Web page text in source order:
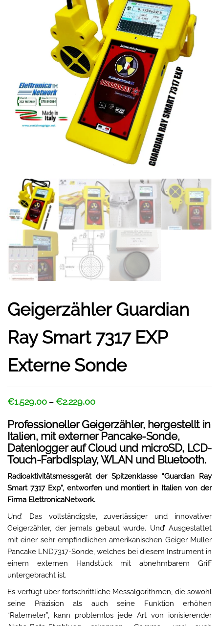
Geigerzähler Guardian
Ray Smart 7317 EXP
Externe Sonde
€1.529,00 – €2.229,00
Professioneller Geigerzähler, hergestellt in
Italien, mit externer Pancake-Sonde,
Datenlogger auf Cloud und microSD, LCD-
Touch-Farbdisplay, WLAN und Bluetooth.
Radioaktivitätsmessgerät der Spitzenklasse “Guardian Ray
Smart 7317 Exp”, entworfen und montiert in Italien von der
Firma ElettronicaNetwork.
Und’ Das vollständigste, zuverlässiger und innovativer
Geigerzähler, der jemals gebaut wurde. Und’ Ausgestattet
mit einer sehr empfindlichen amerikanischen Geiger Muller
Pancake LND7317-Sonde, welches bei diesem Instrument in
einem externen Handstück mit abnehmbarem Griff
untergebracht ist.
Es verfügt über fortschrittliche Messalgorithmen, die sowohl
seine Präzision als auch seine Funktion erhöhen
“Ratemeter”, kann problemlos jede Art von ionisierender